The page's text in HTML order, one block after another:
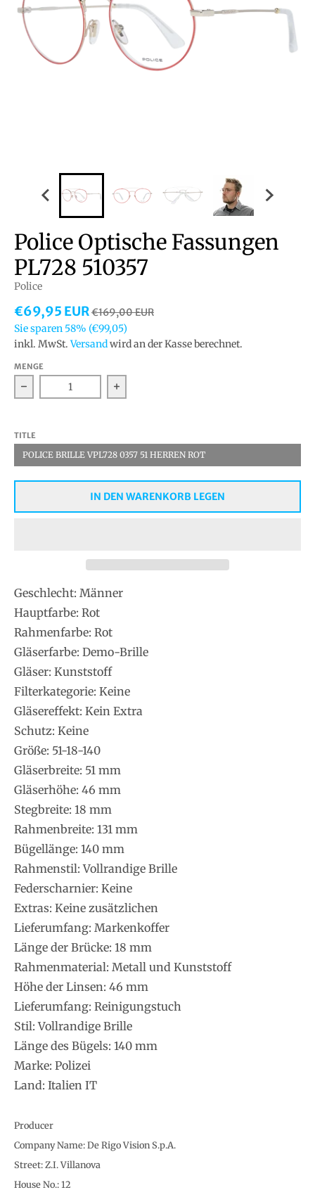
Police Optische Fassungen
PL728 510357
Police
€69,95 EUR€169,00 EUR
Sie sparen 58% (€99,05)
inkl. MwSt.Versandwird an der Kasse berechnet.
MENGE
Verringern Sie die Menge für Police Optische
Erhöhen Sie die Menge für Police
TITLE
POLICE BRILLE VPL728 0357 51 HERREN ROT
IN DEN WARENKORB LEGEN
Geschlecht: Männer
Hauptfarbe: Rot
Rahmenfarbe: Rot
Gläserfarbe: Demo-Brille
Gläser: Kunststoff
Filterkategorie: Keine
Gläsereffekt: Kein Extra
Schutz: Keine
Größe: 51-18-140
Gläserbreite: 51 mm
Gläserhöhe: 46 mm
Stegbreite: 18 mm
Rahmenbreite: 131 mm
Bügellänge: 140 mm
Rahmenstil: Vollrandige Brille
Federscharnier: Keine
Extras: Keine zusätzlichen
Lieferumfang: Markenkoffer
Länge der Brücke: 18 mm
Rahmenmaterial: Metall und Kunststoff
Höhe der Linsen: 46 mm
Lieferumfang: Reinigungstuch
Stil: Vollrandige Brille
Länge des Bügels: 140 mm
Marke: Polizei
Land: Italien IT
Producer
Company Name: De Rigo Vision S.p.A.
Street: Z.I. Villanova
House No.: 12